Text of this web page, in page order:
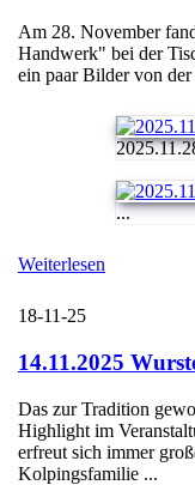
Am 28. November
Handwerk" bei der
ein paar Bilder von
...
Weiterlesen
18-11-25
14.11.2025
Das zur Tradition
Highlight im
erfreut sich immer
Kolpingsfamilie ...